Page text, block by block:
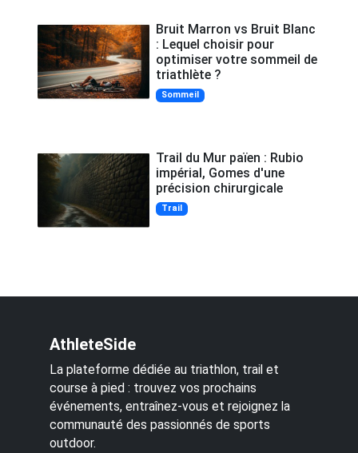
Bruit Marron vs Bruit Blanc
: Lequel choisir pour
optimiser votre sommeil de
triathlète ?
Sommeil
Trail du Mur païen : Rubio
impérial, Gomes d'une
précision chirurgicale
Trail
AthleteSide
La plateforme dédiée au triathlon, trail et
course à pied : trouvez vos prochains
événements, entraînez-vous et rejoignez la
communauté des passionnés de sports
outdoor.